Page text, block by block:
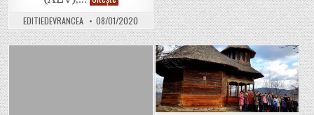
cultural-
artistic
prilejuit
de
,,Ziua
EDITIEDEVRANCEA 08/01/2020
de
la
Tulnici,
a
trecut
la
cele
veșnice.
Dumnezeu
să-
l
ierte!
Posted
in